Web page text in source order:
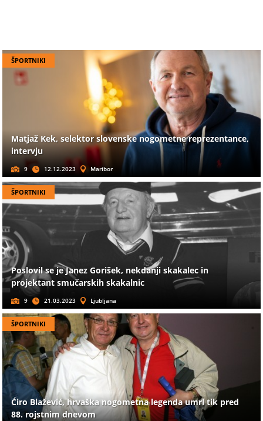
ŠPORTNIKI
Matjaž Kek, selektor slovenske nogometne reprezentance,
intervju
9 12.12.2023 Maribor
ŠPORTNIKI
Poslovil se je Janez Gorišek, nekdanji skakalec in
projektant smučarskih skakalnic
9 21.03.2023 Ljubljana
ŠPORTNIKI
Ćiro Blažević, hrvaška nogometna legenda umrl tik pred
88. rojstnim dnevom